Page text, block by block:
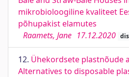
mikrobioloogiline kvaliteet
põhupakist elamutes
Raamets, Jane 17.12.2020
12. Ühekordsete plastnõude
Alternatives to disposable